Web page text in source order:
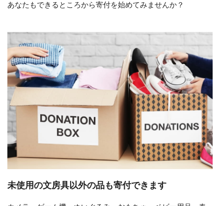
あなたもできるところから寄付を始めてみませんか？
未使用の文房具以外の品も寄付できます